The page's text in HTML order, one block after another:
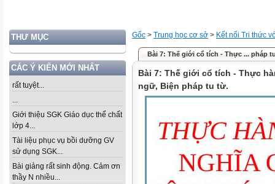
THƯ MỤC
CÁC Ý KIẾN MỚI NHẤT
rất tuyệt...
...
Giới thiệu SGK Giáo dục thể chất
lớp 4...
Tài liệu phục vụ bồi dưỡng GV
sử dụng SGK...
Bài giảng rất sinh động. Cảm ơn
thầy N nhiều...
Gốc > Trung học cơ sở > Kết nối Tri thức
Bài 7: Thế giới cổ tích - Thực ... pháp
Bài 7: Thế giới cổ tích - Thực
ngữ, Biện pháp tu từ.